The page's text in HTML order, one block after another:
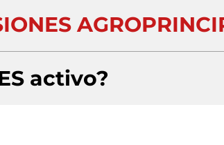
activo?